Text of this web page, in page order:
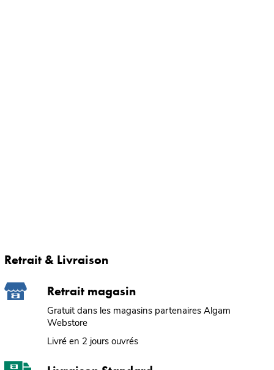
Retrait & Livraison
Retrait magasin
Gratuit dans les magasins partenaires Algam
Webstore
Livré en 2 jours ouvrés